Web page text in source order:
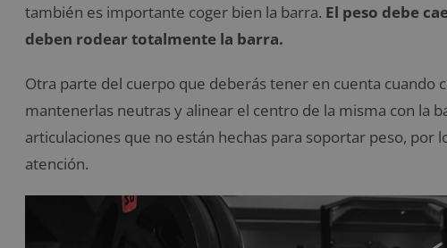
también es importante coger bien la barra. El peso debe
deben rodear totalmente la barra.
Otra parte del cuerpo que deberás tener en cuenta cuando
mantenerlas neutras y alinear el centro de la misma con la
articulaciones que no están hechas para soportar peso, por
atención.